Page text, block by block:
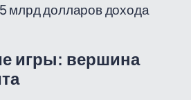
млрд долларов дохода
игры: вершина